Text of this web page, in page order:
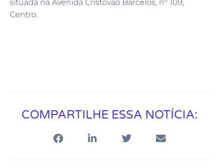
situada na Avenida Cristóvão Barcelos, nº 109,
Centro.
COMPARTILHE ESSA NOTÍCIA: